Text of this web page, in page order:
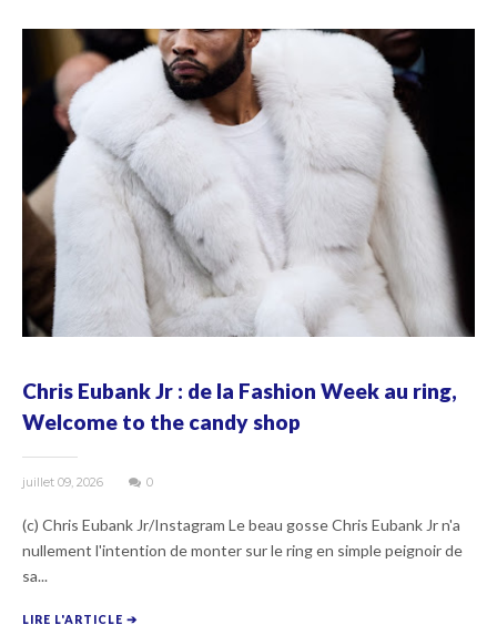
Chris Eubank Jr : de la Fashion Week au ring,
Welcome to the candy shop
juillet 09, 2026 0
(c) Chris Eubank Jr/Instagram Le beau gosse Chris Eubank Jr n'a
nullement l'intention de monter sur le ring en simple peignoir de
sa...
LIRE L'ARTICLE ➔